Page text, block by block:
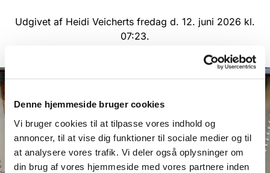
Denne hjemmeside bruger cookies
Vi bruger cookies til at tilpasse vores indhold og
annoncer, til at vise dig funktioner til sociale medier og til
at analysere vores trafik. Vi deler også oplysninger om
din brug af vores hjemmeside med vores partnere inden
Udgivet af Heidi Veicherts fredag d. 12. juni 2026 kl.
07:23.